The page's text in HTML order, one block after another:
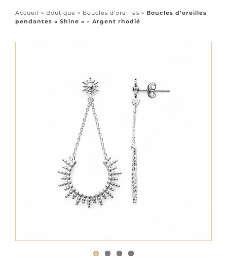
Tous les bijoux
Accueil » Boutique » Boucles d'oreilles » Boucles d’oreilles
pendantes « Shine » – Argent rhodié